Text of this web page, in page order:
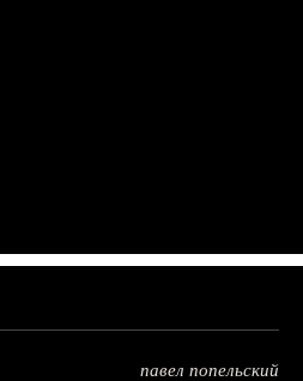
павел попельский